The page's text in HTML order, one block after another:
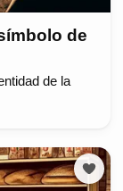
de
de la